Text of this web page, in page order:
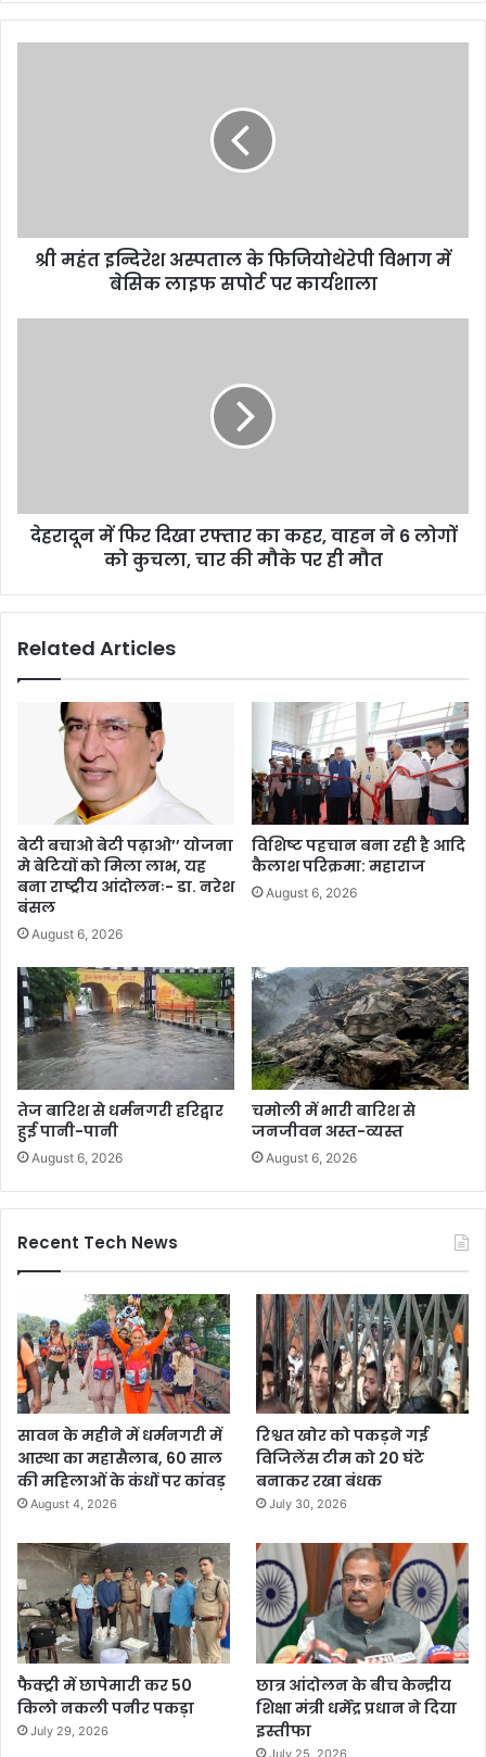
श्री महंत इन्दिरेश अस्पताल के फिजियोथेरेपी विभाग में
बेसिक लाइफ सपोर्ट पर कार्यशाला
देहरादून में फिर दिखा रफ्तार का कहर, वाहन ने 6 लोगों
को कुचला, चार की मौके पर ही मौत
Related Articles
बेटी बचाओ बेटी पढ़ाओ’’ योजना
मे बेटियों को मिला लाभ, यह
बना राष्ट्रीय आंदोलनः- डा. नरेश
बंसल
August 6, 2026
विशिष्ट पहचान बना रही है आदि
कैलाश परिक्रमा: महाराज
August 6, 2026
तेज बारिश से धर्मनगरी हरिद्वार
हुई पानी-पानी
August 6, 2026
चमोली में भारी बारिश से
जनजीवन अस्त-व्यस्त
August 6, 2026
Recent Tech News
सावन के महीने में धर्मनगरी में
आस्था का महासैलाब, 60 साल
की महिलाओं के कंधों पर कांवड़
August 4, 2026
रिश्वत खोर को पकड़ने गई
विजिलेंस टीम को 20 घंटे
बनाकर रखा बंधक
July 30, 2026
फैक्ट्री में छापेमारी कर 50
किलो नकली पनीर पकड़ा
July 29, 2026
छात्र आंदोलन के बीच केन्द्रीय
शिक्षा मंत्री धर्मेंद्र प्रधान ने दिया
इस्तीफा
July 25, 2026